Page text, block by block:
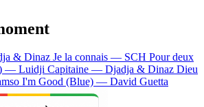
& Dinaz Je la connais — SCH Pour deux
— Luidji Capitaine — Djadja & Dinaz Dieu
I'm Good (Blue) — David Guetta